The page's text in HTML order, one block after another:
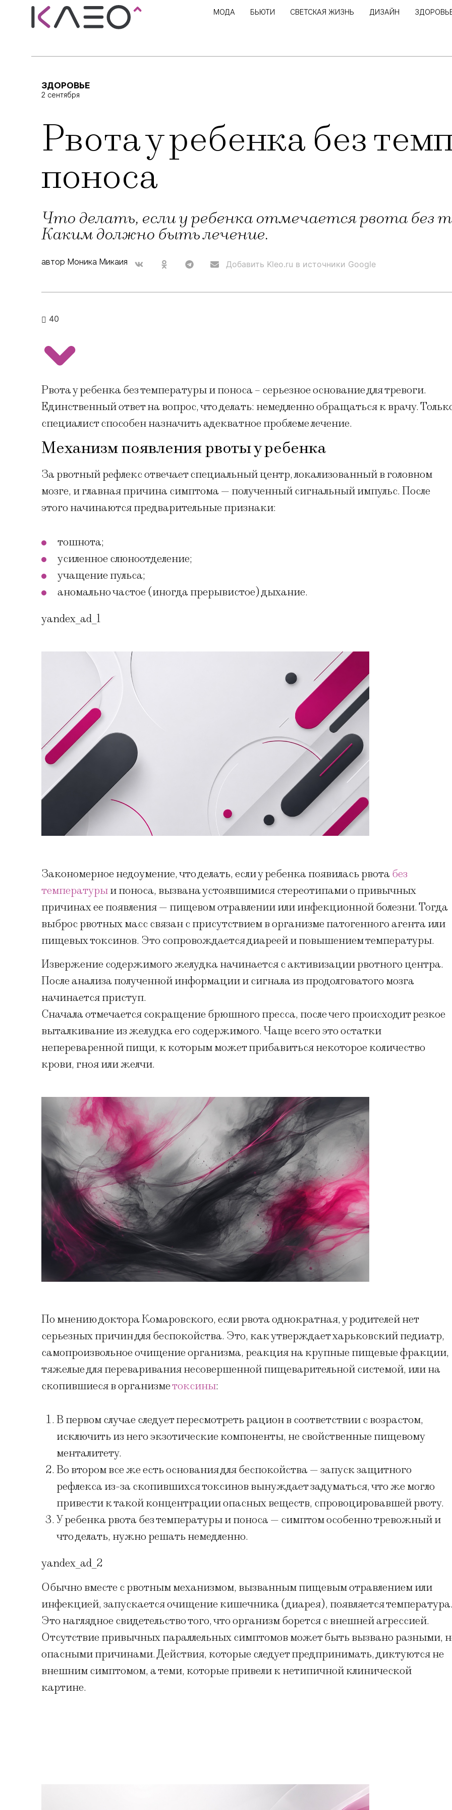
МОДА БЬЮТИ СВЕТСКАЯ ЖИЗНЬ ДИЗАЙН
ЗДОРОВЬЕ
2 сентября
Рвота у ребенка без
поноса
Что делать, если у ребенка отмечается рвота без
Каким должно быть лечение.
автор Моника Микаия Добавить Kleo.ru в источники Google
40
Рвота у ребенка без температуры и поноса – серьезное основание для тревоги.
Единственный ответ на вопрос, что делать: немедленно обращаться к врачу.
специалист способен назначить адекватное проблеме лечение.
Механизм появления рвоты у ребенка
За рвотный рефлекс отвечает специальный центр, локализованный в головном
мозге, и главная причина симптома — полученный сигнальный импульс. После
этого начинаются предварительные признаки:
тошнота;
усиленное слюноотделение;
учащение пульса;
аномально частое (иногда прерывистое) дыхание.
yandex_ad_1
Закономерное недоумение, что делать, если у ребенка появилась рвота без
температурыи поноса, вызвана устоявшимися стереотипами о привычных
причинах ее появления — пищевом отравлении или инфекционной болезни. Тогда
выброс рвотных масс связан с присутствием в организме патогенного агента или
пищевых токсинов. Это сопровождается диареей и повышением температуры.
Извержение содержимого желудка начинается с активизации рвотного центра.
После анализа полученной информации и сигнала из продолговатого мозга
начинается приступ.
Сначала отмечается сокращение брюшного пресса, после чего происходит резкое
выталкивание из желудка его содержимого. Чаще всего это остатки
непереваренной пищи, к которым может прибавиться некоторое количество
крови, гноя или желчи.
По мнению доктора Комаровского, если рвота однократная, у родителей нет
серьезных причин для беспокойства. Это, как утверждает харьковский педиатр,
самопроизвольное очищение организма, реакция на крупные пищевые фракции,
тяжелые для переваривания несовершенной пищеварительной системой, или на
скопившиеся в организметоксины:
В первом случае следует пересмотреть рацион в соответствии с возрастом,
исключить из него экзотические компоненты, не свойственные пищевому
менталитету.
Во втором все же есть основания для беспокойства — запуск защитного
рефлекса из-за скопившихся токсинов вынуждает задуматься, что же могло
привести к такой концентрации опасных веществ, спровоцировавшей рвоту.
У ребенка рвота без температуры и поноса — симптом особенно тревожный и
что делать, нужно решать немедленно.
yandex_ad_2
Обычно вместе с рвотным механизмом, вызванным пищевым отравлением или
инфекцией, запускается очищение кишечника (диарея), появляется
Это наглядное свидетельство того, что организм борется с внешней агрессией.
Отсутствие привычных параллельных симптомов может быть вызвано разными,
опасными причинами. Действия, которые следует предпринимать, диктуются не
внешним симптомом, а теми, которые привели к нетипичной клинической
картине.